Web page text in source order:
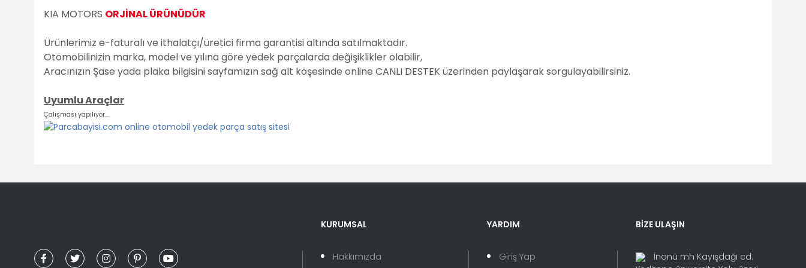
KIA MOTORS ORJİNAL ÜRÜNÜDÜR
Ürünlerimiz e-faturalı ve ithalatçı/üretici firma garantisi altında satılmaktadır.
Otomobilinizin marka, model ve yılına göre yedek parçalarda değişiklikler olabilir,
Aracınızın Şase yada plaka bilgisini sayfamızın sağ alt köşesinde online CANLI DESTEK üzerinden paylaşarak sorgulayabilirsiniz.
Uyumlu Araçlar
Çalışması yapılıyor...
Görüş ve önerileriniz için teşekkür ederiz.
Ürün fiyatı diğer sitelerden daha pahalı.
KURUMSAL
Hakkımızda
YARDIM
Giriş Yap
BİZE ULAŞIN
İnönü mh Kayışdağı cd.